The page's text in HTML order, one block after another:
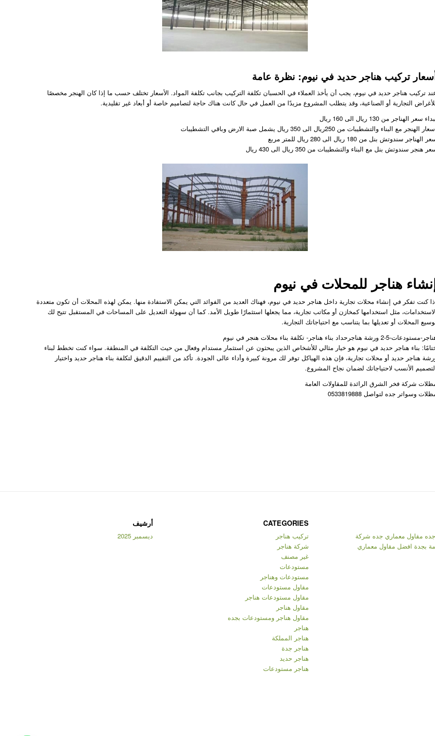
تركيب هناجر حديد في نيوم: نظرة عامة
تركيب هناجر حديد في نيوم، يجب أن يأخذ العملاء في الحسبان تكلفة التركيب بجانب تكلفة المواد. الأسعار تختلف حسب ما إذا كان الهنجر مخصصًا
التجارية أو الصناعية، وقد يتطلب المشروع مزيدًا من العمل في حال كانت هناك حاجة لتصاميم خاصة أو أبعاد غير تقليدية.
سعر الهناجر من 130 ريال الى 160 ريال
الهنجر مع البناء والتشطيبات من 250ريال الى 350 ريال يشمل صبة الارض وباقي التشطيبات
الهناجر سندوتش بنل من 180 ريال الى 280 ريال للمتر مربع
هنجر سندوتش بنل مع البناء والتشطيبات من 350 ريال الى 430 ريال
هناجر للمحلات في نيوم
كنت تفكر في إنشاء محلات تجارية داخل هناجر حديد في نيوم، فهناك العديد من الفوائد التي يمكن الاستفادة منها. يمكن لهذه المحلات أن تكون متعددة
مثل استخدامها كمخازن أو مكاتب تجارية، مما يجعلها استثمارًا طويل الأمد. كما أن سهولة التعديل على المساحات في المستقبل تتيح لك
المحلات أو تعديلها بما يتناسب مع احتياجاتك التجارية.
مستودعات-5-2 ورشة هناجرحداد بناء هناجر- تكلفة بناء محلات هنجر في نيوم
بناء هناجر حديد في نيوم هو خيار مثالي للأشخاص الذين يبحثون عن استثمار مستدام وفعال من حيث التكلفة في المنطقة. سواء كنت تخطط لبناء
هناجر حديد أو محلات تجارية، فإن هذه الهياكل توفر لك مرونة كبيرة وأداء عالى الجودة. تأكد من التقييم الدقيق لتكلفة بناء هناجر حديد واختيار
الأنسب لاحتياجاتك لضمان نجاح المشروع.
شركة فخر الشرق الرائدة للمقاولات العامة
وسواتر جده لتواصل 0533819888
جده مقاول معماري جده شركة
بجدة افضل مقاول معماري
CATEGORIES
تركيب هناجر
شركة هناجر
غير مصنف
مستودعات
مستودعات وهناجر
مقاول مستودعات
مقاول مستودعات هناجر
مقاول هناجر
مقاول هناجر ومستودعات بجده
هناجر
هناجر المملكة
هناجر جدة
هناجر حديد
هناجر مستودعات
أرشيف
ديسمبر 2025